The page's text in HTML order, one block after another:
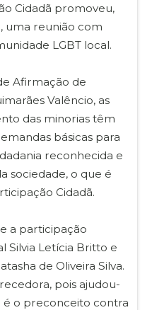
Cidadã promoveu,
uma reunião com
LGBT local.
Afirmação de
Valêncio, as
das minorias têm
básicas para
reconhecida e
sociedade, o que é
Cidadã.
a participação
Silvia Letícia Britto e
de Oliveira Silva.
pois ajudou-
o preconceito contra